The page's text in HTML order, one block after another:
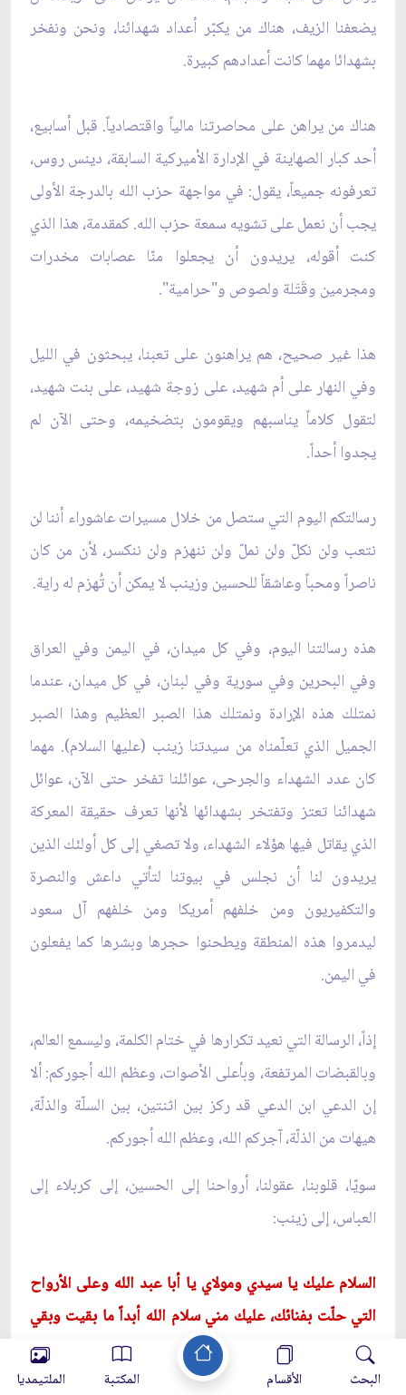
يضعفنا الزيف، هناك من يكبّر أعداد شهدائنا، ونحن ونفخر
بشهدائا مهما كانت أعدادهم كبيرة.
هناك من يراهن على محاصرتنا مالياً واقتصادياً. قبل أسابيع،
أحد كبار الصهاينة في الإدارة الأميركية السابقة، دينس روس،
تعرفونه جميعاً، يقول: في مواجهة حزب الله بالدرجة الأولى
يجب أن نعمل على تشويه سمعة حزب الله. كمقدمة، هذا الذي
كنت أقوله، يريدون أن يجعلوا منّا عصابات مخدرات
ومجرمين وقَتَلة ولصوص و"حرامية".
هذا غير صحيح، هم يراهنون على تعبنا، يبحثون في الليل
وفي النهار على أم شهيد، على زوجة شهيد، على بنت شهيد،
لتقول كلاماً يناسبهم ويقومون بتضخيمه، وحتى الآن لم
يجدوا أحداً.
رسالتكم اليوم التي ستصل من خلال مسيرات عاشوراء أننا لن
نتعب ولن نكلّ ولن نملّ ولن ننهزم ولن ننكسر، لأن من كان
ناصراً ومحباً وعاشقاً للحسين وزينب لا يمكن أن تُهزم له راية.
هذه رسالتنا اليوم، وفي كل ميدان، في اليمن وفي العراق
وفي البحرين وفي سورية وفي لبنان، في كل ميدان، عندما
نمتلك هذه الإرادة ونمتلك هذا الصبر العظيم وهذا الصبر
الجميل الذي تعلّمناه من سيدتنا زينب (عليها السلام). مهما
كان عدد الشهداء والجرحى، عوائلنا تفخر حتى الآن، عوائل
شهدائنا تعتز وتفتخر بشهدائها لأنها تعرف حقيقة المعركة
الذي يقاتل فيها هؤلاء الشهداء، ولا تصغي إلى كل أولئك الذين
يريدون لنا أن نجلس في بيوتنا لتأتي داعش والنصرة
والتكفيريون ومن خلفهم أمريكا ومن خلفهم آل سعود
ليدمروا هذه المنطقة ويطحنوا حجرها وبشرها كما يفعلون
في اليمن.
إذاً، الرسالة التي نعيد تكرارها في ختام الكلمة، وليسمع العالم،
وبالقبضات المرتفعة، وبأعلى الأصوات، وعظم الله أجوركم: ألا
إن الدعي ابن الدعي قد ركز بين اثنتين، بين السلّة والذلّة،
هيهات من الذلّة، آجركم الله، وعظم الله أجوركم.
سويّا، قلوبنا، عقولنا، أرواحنا إلى الحسين، إلى كربلاء إلى
العباس، إلى زينب:
السلام عليك يا سيدي ومولاي يا أبا عبد الله وعلى الأرواح
التي حلّت بفنائك، عليك مني سلام الله أبداً ما بقيت وبقي
الليل والنهار، ولا جعله الله آخر العهد مني لزيارتكم
البحث الأقسام المكتبة الملتيمديا